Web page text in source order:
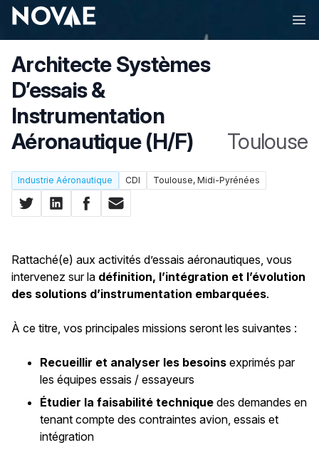
Architecte Systèmes
D’essais &
Instrumentation
Aéronautique (H/F)
Toulouse
Industrie Aéronautique CDI
Toulouse, Midi-Pyrénées
Share on Twitter
Share on LinkedIn
Share on Facebook
Share by Email
Rattaché(e) aux activités d’essais aéronautiques, vous
intervenez sur la définition, l’intégration et l’évolution
des solutions d’instrumentation embarquées.
À ce titre, vos principales missions seront les suivantes :
Recueillir et analyser les besoins exprimés par
les équipes essais / essayeurs
Étudier la faisabilité technique des demandes en
tenant compte des contraintes avion, essais et
intégration